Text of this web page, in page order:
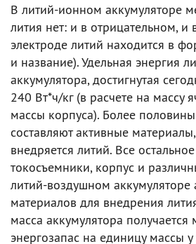
В литий-ионном аккумуляторе
лития нет: и в отрицательном, и
электроде литий находится в
и название). Удельная энергия
аккумулятора, достигнутая
240 Вт*ч/кг (в расчете на массу
массы корпуса). Более
составляют активные
внедряется литий. Все
токосъемники, корпус и
литий-воздушном аккумуляторе
материалов для внедрения
масса аккумулятора
энергозапас на единицу массы у